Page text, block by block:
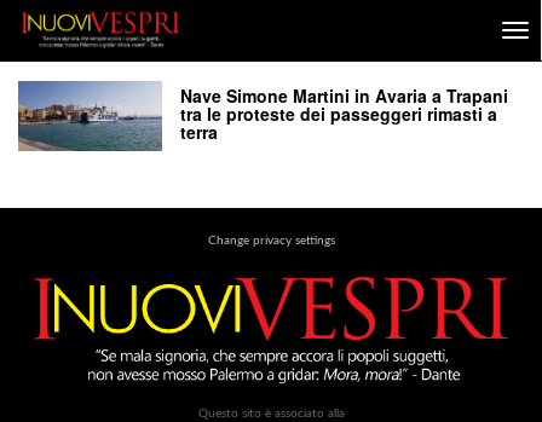
Nave Simone Martini in Avaria a Trapani
tra le proteste dei passeggeri rimasti a
terra
Change privacy settings
Questo sito è associato alla